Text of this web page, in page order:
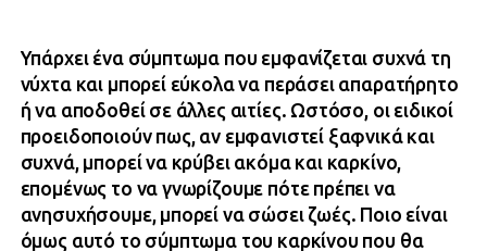
Υπάρχει ένα σύμπτωμα που εμφανίζεται συχνά τη
νύχτα και μπορεί εύκολα να περάσει απαρατήρητο
ή να αποδοθεί σε άλλες αιτίες. Ωστόσο, οι ειδικοί
προειδοποιούν πως, αν εμφανιστεί ξαφνικά και
συχνά, μπορεί να κρύβει ακόμα και καρκίνο,
επομένως το να γνωρίζουμε πότε πρέπει να
ανησυχήσουμε, μπορεί να σώσει ζωές. Ποιο είναι
όμως αυτό το σύμπτωμα του καρκίνου που θα